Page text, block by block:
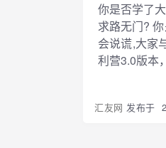
你是否学了
求路无门?
会说谎,大家
利营3.0版本
汇友网 发布于